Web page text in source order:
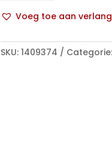
Voeg toe aan
l
t
SKU: 1409374 Categorie: